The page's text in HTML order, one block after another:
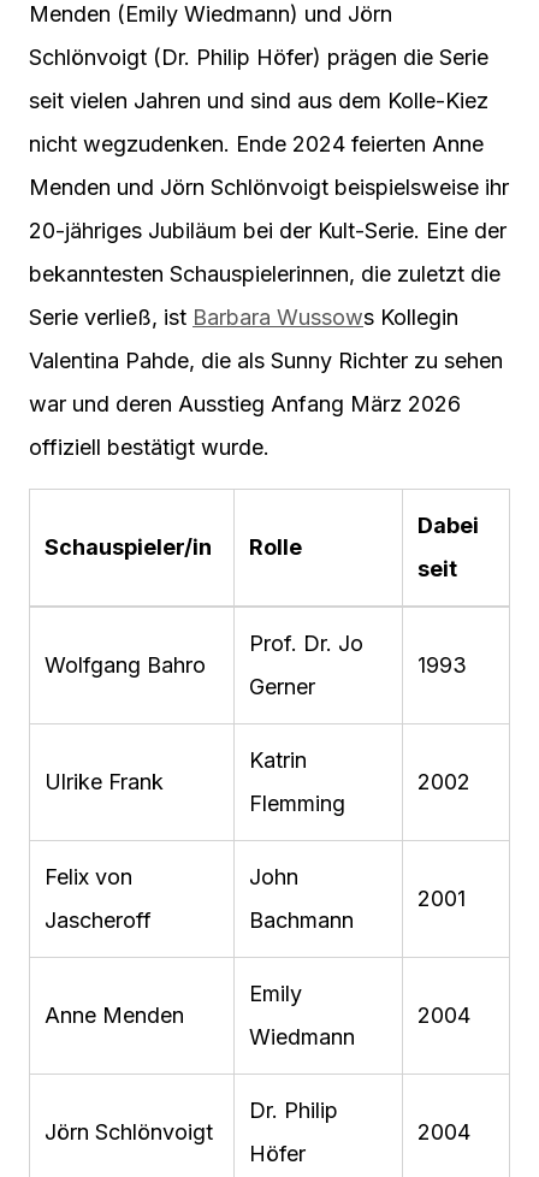
Menden (Emily Wiedmann) und Jörn
Schlönvoigt (Dr. Philip Höfer) prägen die Serie
seit vielen Jahren und sind aus dem Kolle-Kiez
nicht wegzudenken. Ende 2024 feierten Anne
Menden und Jörn Schlönvoigt beispielsweise ihr
20-jähriges Jubiläum bei der Kult-Serie. Eine der
bekanntesten Schauspielerinnen, die zuletzt die
Serie verließ, ist Barbara Wussows Kollegin
Valentina Pahde, die als Sunny Richter zu sehen
war und deren Ausstieg Anfang März 2026
offiziell bestätigt wurde.
Schauspieler/in Rolle
Dabei
seit
Wolfgang Bahro
Prof. Dr. Jo
Gerner
1993
Ulrike Frank
Katrin
Flemming
2002
Felix von
Jascheroff
John
Bachmann
2001
Anne Menden
Emily
Wiedmann
2004
Jörn Schlönvoigt
Dr. Philip
Höfer
2004